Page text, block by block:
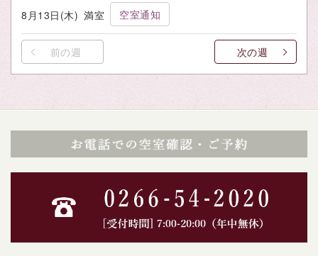
8月13日(木) 満室 空室通知
前の週 次の週